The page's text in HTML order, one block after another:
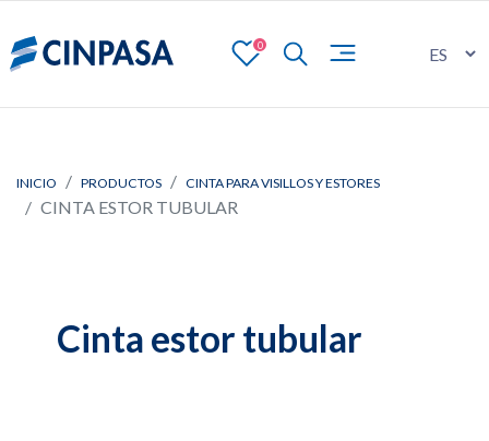
0
INICIO PRODUCTOS CINTA PARA VISILLOS Y ESTORES
CINTA ESTOR TUBULAR
Cinta estor tubular